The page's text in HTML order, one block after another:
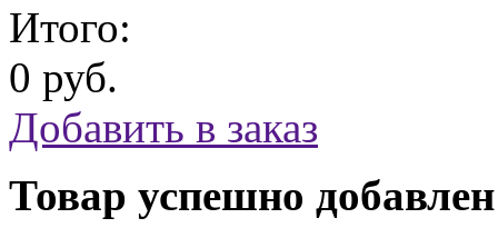
Итого:
0 руб.
Добавить в заказ
Товар успешно